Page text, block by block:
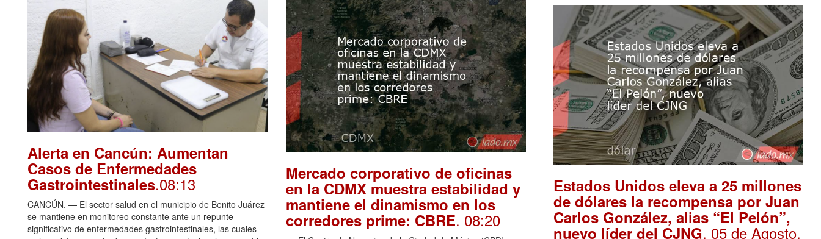
Alerta en Cancún: Aumentan
Casos de Enfermedades
Gastrointestinales.08:13
CANCÚN. — El sector salud en el municipio de Benito Juárez
se mantiene en monitoreo constante ante un repunte
significativo de enfermedades gastrointestinales, las cuales
Mercado corporativo de oficinas
en la CDMX muestra estabilidad y
mantiene el dinamismo en los
corredores prime: CBRE. 08:20
Estados Unidos eleva a 25 millones
de dólares la recompensa por Juan
Carlos González, alias “El Pelón”,
nuevo líder del CJNG. 05 de Agosto,